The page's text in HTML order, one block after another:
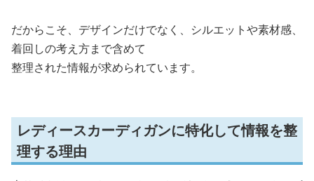
だからこそ、デザインだけでなく、シルエットや素材感、
着回しの考え方まで含めて
整理された情報が求められています。
レディースカーディガンに特化して情報を整
理する理由